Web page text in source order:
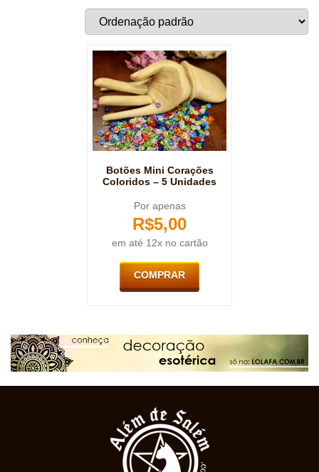
Botões Mini Corações
Coloridos – 5 Unidades
Por apenas
R$5,00
em até 12x no cartão
COMPRAR